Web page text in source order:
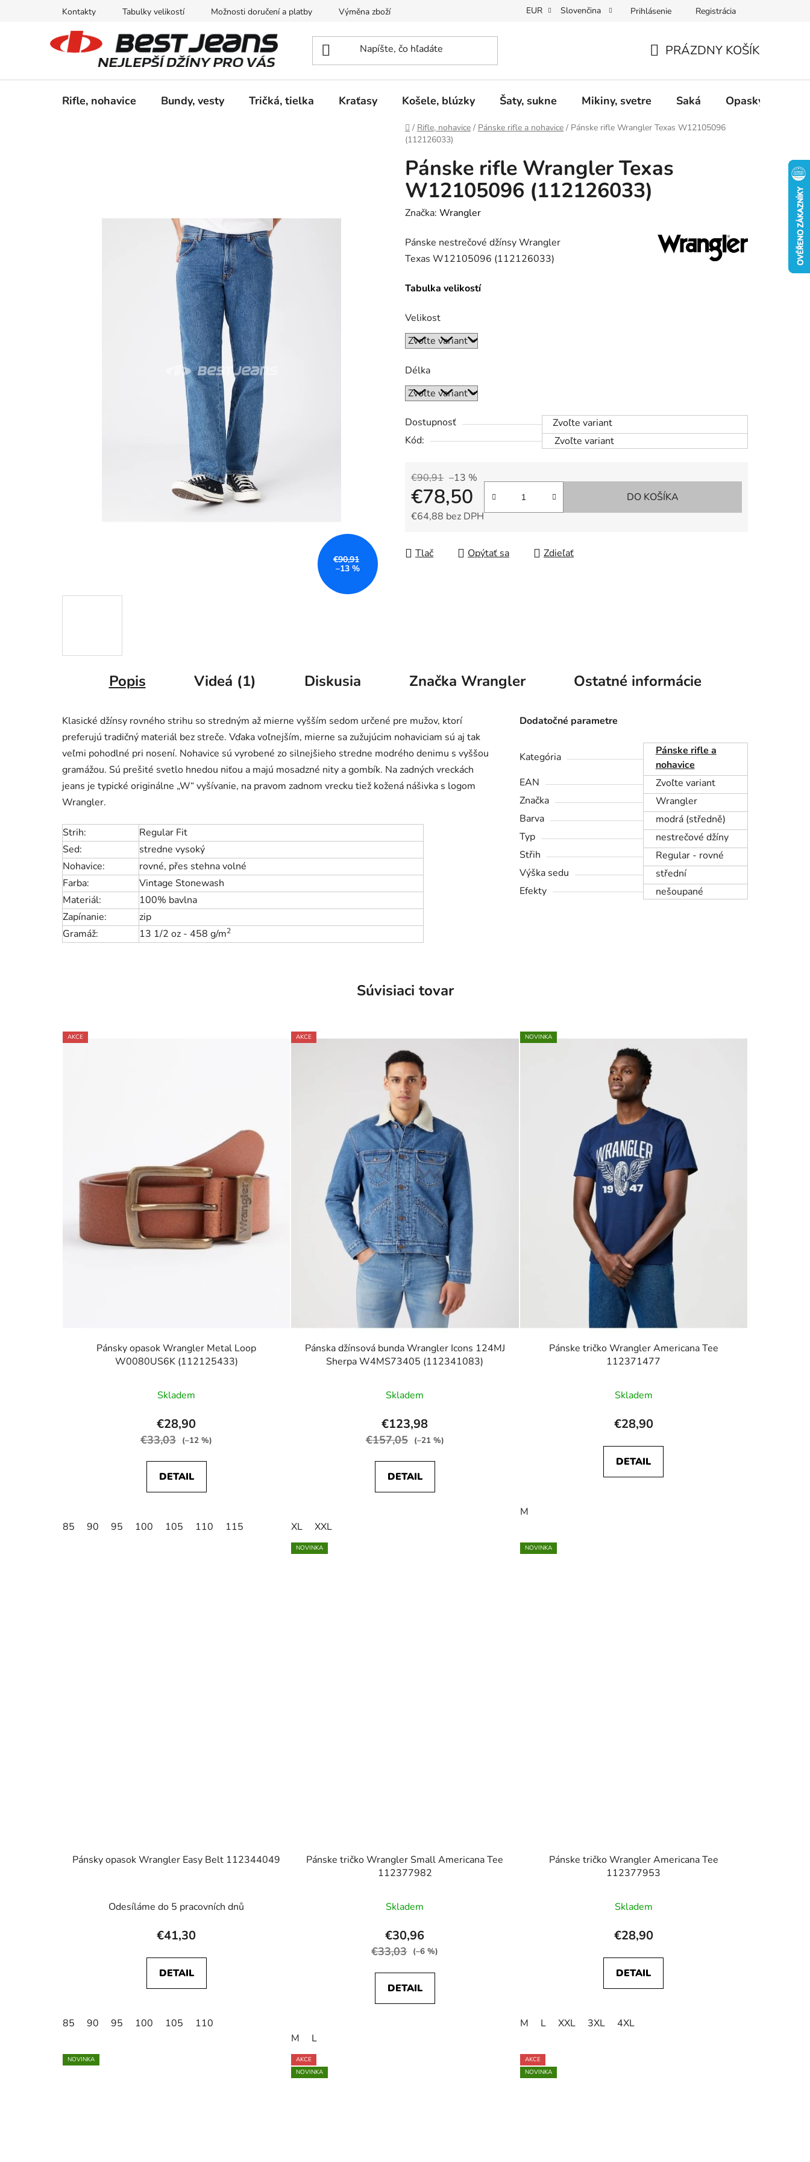
Kontakty Tabulky velikostí Možnosti doručení a platby Výměna zboží Reklamace Dárkové poukazy Dostupnost Obchodní podmínky
EUR Slovenčina Prihlásenie Registrácia
KOŠÍK
PRÁZDNY KOŠÍK
Rifle, nohavice Bundy, vesty Tričká, tielka Kraťasy Košele, blúzky Šaty, sukne Mikiny, svetre Saká Opasky
Domov
/ Rifle, nohavice / Pánske rifle a nohavice / Pánske rifle Wrangler Texas W12105096
(112126033)
Pánske rifle Wrangler Texas
W12105096 (112126033)
Značka: Wrangler
Pánske nestrečové džínsy Wrangler
Texas W12105096 (112126033)
Tabulka velikostí
Velikost
Délka
Dostupnosť
Zvoľte variant
Kód:
Zvoľte variant
€90,91 –13 %
€78,50
€64,88 bez DPH
DO KOŠÍKA
Tlač Opýtať sa Zdieľať
€90,91
–13 %
Popis Videá (1) Diskusia Značka Wrangler Ostatné informácie
Klasické džínsy rovného strihu so stredným až mierne vyšším sedom určené pre mužov, ktorí
preferujú tradičný materiál bez streče. Vďaka voľnejším, mierne sa zužujúcim nohaviciam sú aj tak
veľmi pohodlné pri nosení. Nohavice sú vyrobené zo silnejšieho stredne modrého denimu s vyššou
gramážou. Sú prešité svetlo hnedou niťou a majú mosadzné nity a gombík. Na zadných vreckách
jeans je typické originálne „W“ vyšívanie, na pravom zadnom vrecku tiež kožená nášivka s logom
Wrangler.
Strih:
Regular Fit
Sed:
stredne vysoký
Nohavice:
rovné, přes stehna volné
Farba:
Vintage Stonewash
Materiál:
100% bavlna
Zapínanie:
zip
Gramáž:
13 1/2 oz - 458 g/m2
Dodatočné parametre
Kategória
Pánske rifle a
nohavice
EAN
Zvoľte variant
Značka
Wrangler
Barva
modrá (středně)
Typ
nestrečové džíny
Střih
Regular - rovné
Výška sedu
střední
Efekty
nešoupané
Súvisiaci tovar
AKCE
Pánsky opasok Wrangler Metal Loop
W0080US6K (112125433)
Skladem
€28,90
€33,03 (–12 %)
DETAIL
85 90 95 100 105 110 115
AKCE
Pánska džínsová bunda Wrangler Icons 124MJ
Sherpa W4MS73405 (112341083)
Skladem
€123,98
€157,05 (–21 %)
DETAIL
XL XXL
NOVINKA
Pánske tričko Wrangler Americana Tee
112371477
Skladem
€28,90
DETAIL
M
Pánsky opasok Wrangler Easy Belt 112344049
Odesíláme do 5 pracovních dnů
€41,30
DETAIL
85 90 95 100 105 110
NOVINKA
Pánske tričko Wrangler Small Americana Tee
112377982
Skladem
€30,96
€33,03 (–6 %)
DETAIL
M L
NOVINKA
Pánske tričko Wrangler Americana Tee
112377953
Skladem
€28,90
DETAIL
M L XXL 3XL 4XL
NOVINKA
AKCE
NOVINKA
AKCE
NOVINKA